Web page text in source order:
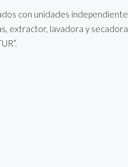
con unidades
extractor, lavadora y